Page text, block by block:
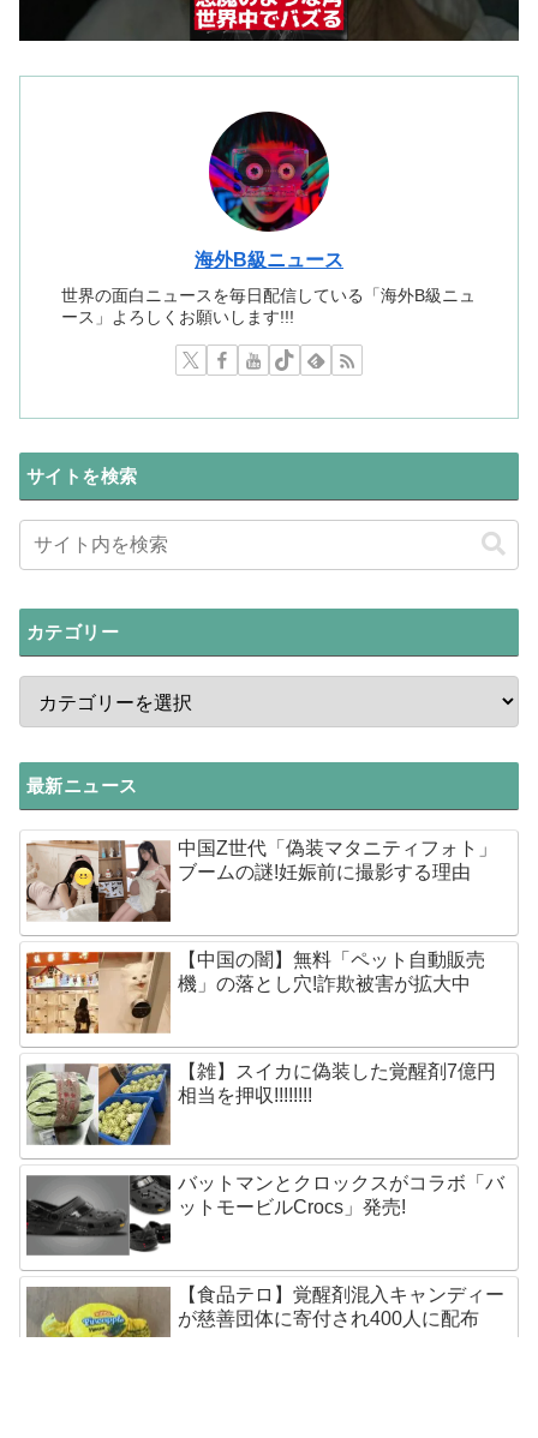
海外B級ニュース
世界の面白ニュースを毎日配信している「海外B級ニュ
ース」よろしくお願いします!!!
サイトを検索
カテゴリー
最新ニュース
中国Z世代「偽装マタニティフォト」
ブームの謎!妊娠前に撮影する理由
【中国の闇】無料「ペット自動販売
機」の落とし穴!詐欺被害が拡大中
【雑】スイカに偽装した覚醒剤7億円
相当を押収!!!!!!!!
バットマンとクロックスがコラボ「バ
ットモービルCrocs」発売!
【食品テロ】覚醒剤混入キャンディー
が慈善団体に寄付され400人に配布